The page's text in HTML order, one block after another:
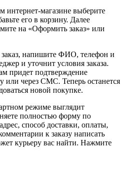
интернет-магазине выберите
его в корзину. Далее
на «Оформить заказ» или
напишите ФИО, телефон и
и уточнит условия заказа.
придет подтверждение
или через СМС. Теперь останется
новой покупке.
режиме выглядит
полностью форму по
способ доставки, оплаты,
к заказу написать
курьеру вас найти. Нажмите